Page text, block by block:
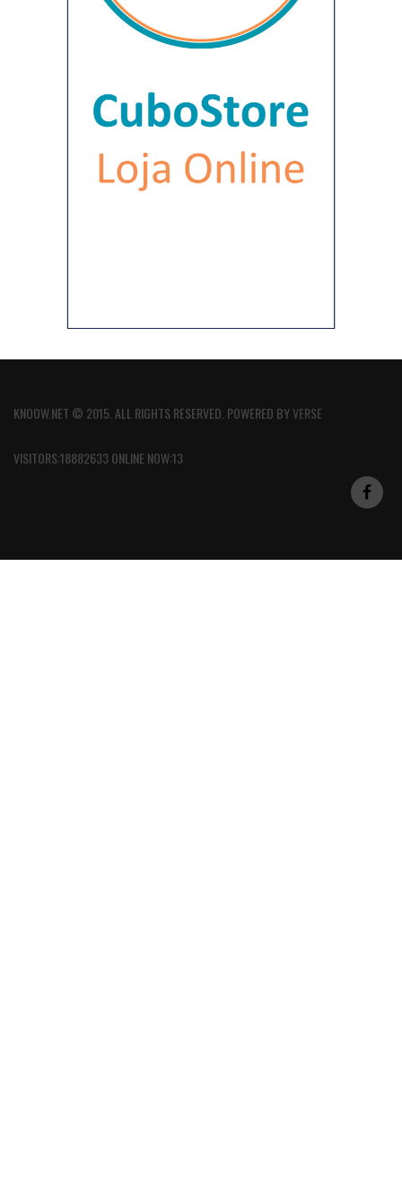
KNOOW.NET © 2015. ALL RIGHTS RESERVED. POWERED BYVERSE
VISITORS:18882633 ONLINE NOW:13